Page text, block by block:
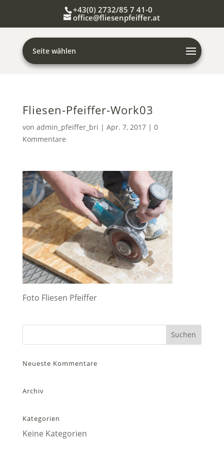
+43(0) 2732/85 7 41-0
office@fliesenpfeiffer.at
Seite wählen
Fliesen-Pfeiffer-Work03
von admin_pfeiffer_bri | Apr. 7, 2017| 0
Kommentare
Foto Fliesen Pfeiffer
Neueste Kommentare
Archiv
Kategorien
Keine Kategorien